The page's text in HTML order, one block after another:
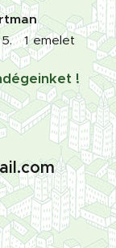
5. 1 emelet
!